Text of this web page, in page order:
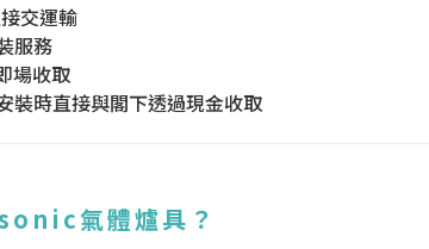
交運輸
服務
場收取
裝時直接與閣下透過現金收取
氣體爐具？